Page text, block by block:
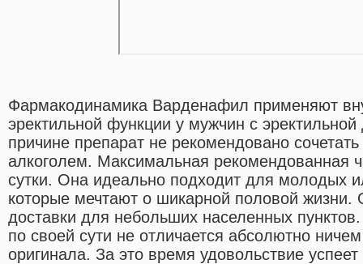
Фармакодинамика Варденафил применяют
эректильной функции у мужчин с
причине препарат не рекомендовано
алкоголем. Максимальная рекомендованная
сутки. Она идеально подходит для молодых
которые мечтают о шикарной половой жизни.
доставки для небольших населенных
по своей сути не отличается абсолютно
оригинала. За это время удовольствие